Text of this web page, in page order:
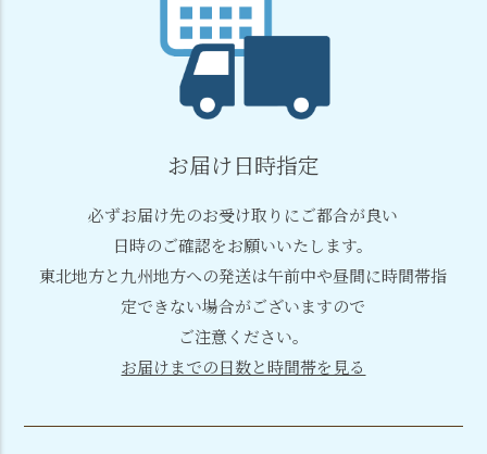
お届け日時指定
必ずお届け先のお受け取りにご都合が良い
日時のご確認をお願いいたします。
東北地方と九州地方への発送は午前中や昼間に時間帯指
定できない場合がございますので
ご注意ください。
お届けまでの日数と時間帯を見る